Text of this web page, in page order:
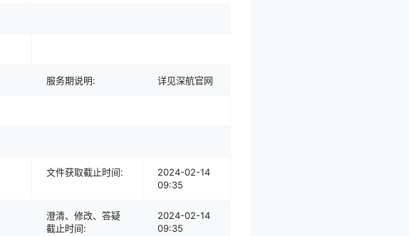
服务期说明: 详见深航官网
文件获取截止时间:
2024-02-14
09:35
澄清、修改、答疑
截止时间:
2024-02-14
09:35